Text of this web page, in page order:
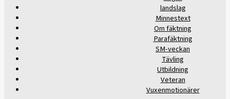
landslag
Minnestext
Om fäktning
Parafäktning
SM-veckan
Tävling
Utbildning
Veteran
Vuxenmotionärer